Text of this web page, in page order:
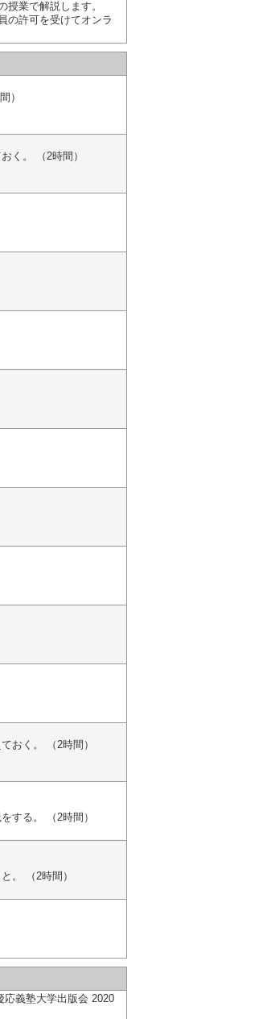
授業で解説します。
の許可を受けてオンラ
）
く。 （2時間）
おく。 （2時間）
する。 （2時間）
。 （2時間）
応義塾大学出版会 2020